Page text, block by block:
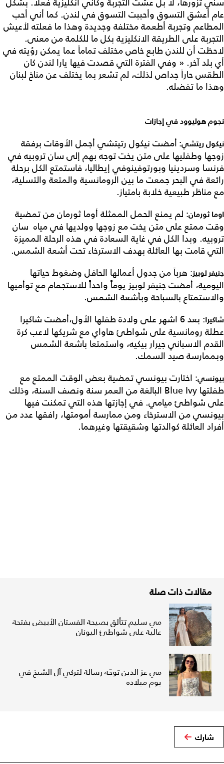
عام أعشق التسوق وأحببت التسوق في لندن. كما أني أحب
المطاعم وتجربة أطعمة مختلفة وجديدة وهذا ما فعلته لأعيش
التجربة على الطريقة الانكليزية بكل ما للكلمة من معنى.
لاحظت أن للندن طابع خاص مختلف تماماً عما يمكن رؤيته في
أي بلد آخر. « وفي الفترة التي قصدت فيها يارا لندن كان
الطقس حاراً جداص لذلك، لم تشعر بما يختلف عن مناخ لبنان
وهذا ما تفضله.
نجوم هوليوود في إجازات
نيكول ريتشي: أمضت نيكول رتيتشي أجمل الأوقات برفقة
زوجها وطفليها على متن يخت توجه بهم إلى سان تروبيه في
فرنسا وسردينيا وبورتوفينوفي إيطاليا، فاستمتع الكل برحلة
رائعة في البحر جمعت ما بين الرومانسية والمتعة والتسلية،
مع مناظر طبيعية خلابة بامتياز.
اوما ثورمان: لم يمنع الحمل الممثلة أوما ثورمان من تمضية
وقت ممتع على متن يخت مع زوجها وولديها في مياه سان
تروبيه. وبدا الكل في غاية السعادة في هذه الرحلة المميزة
التي قامت بها العائلة بهدف الاسترخاء تحت أشعة الشمس.
جنيفر لوبيز: هرباً من جدول أعمالها الحافل وضغوط حياتها
اليومية، أمضت جنيفر لوبيز يوماً واحداً للاستجمام مع توأميها
والاستمتاع بالسباحة وبأشعة الشمس.
شاكيرا:
بعد 6 اشهر على ولادة طفلها الأول،أمضت شاكيرا
عطلة رومانسية على شواطئ هاواي مع شريكها لاعب كرة
القدم الاسباني جيرار بيكيه، واستمتعا باشعة الشمس
وبممارسة صيد السمك.
بيونسي: اختارت بيونسي تمضية بعض الوقت الممتع مع
طفلتها Blue Ivy البالغة من العمر سنة ونصف السنة، وذلك
على شواطئ ميامي. في إجازتها هذه التي تمكنت فيها
بيونسي من الاسترخاء ومن ممارسة أمومتها، رافقها عدد من
أفراد العائلة كوالدتها وشقيقتها وغيرهما.
مقالات ذات صلة
مي سليم تتألق بصيحة الفستان الأبيض بفتحة
عالية على شواطئ اليونان
مي عز الدين توجّه رسالة لتركي آل الشيخ في
يوم ميلاده
شارك